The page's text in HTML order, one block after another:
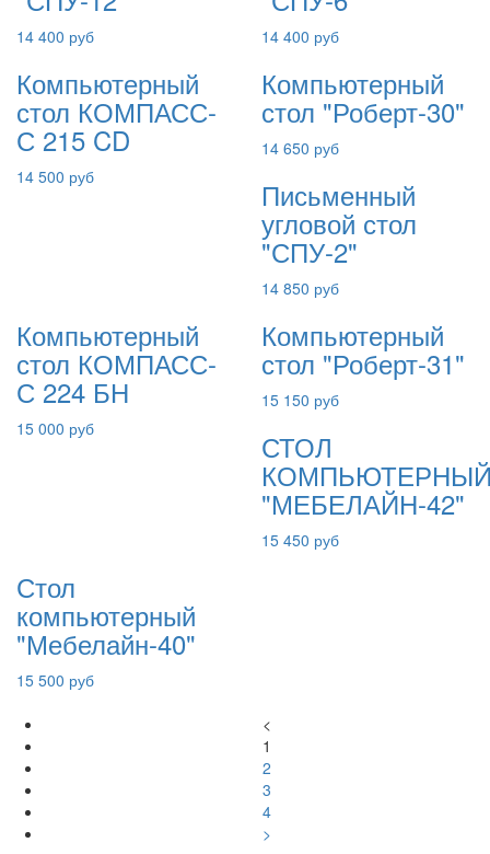
14 400 руб 14 400 руб
Компьютерный
стол КОМПАСС-
С 215 CD
14 500 руб
Компьютерный
стол "Роберт-30"
14 650 руб
Письменный
угловой стол
"СПУ-2"
14 850 руб
Компьютерный
стол КОМПАСС-
С 224 БН
15 000 руб
Компьютерный
стол "Роберт-31"
15 150 руб
СТОЛ
"МЕБЕЛАЙН-42"
15 450 руб
Стол
компьютерный
"Мебелайн-40"
15 500 руб
<
1
2
3
4
>